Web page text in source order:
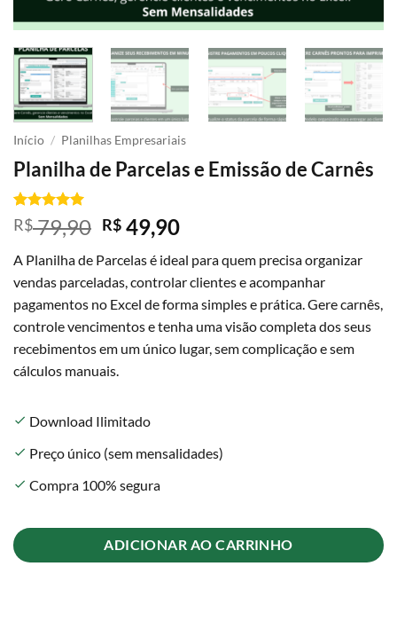
Início / Planilhas Empresariais
Planilha de Parcelas e Emissão de Carnês
Avaliado
como5de
baseado em
2
avaliações
de clientes
R$79,90 O
preço
original
era:
R$ 79,90.
R$ 49,90O
atual
é:
R$ 49,90.
A Planilha de Parcelas é ideal para quem precisa organizar
vendas parceladas, controlar clientes e acompanhar
pagamentos no Excel de forma simples e prática. Gere carnês,
controle vencimentos e tenha uma visão completa dos seus
recebimentos em um único lugar, sem complicação e sem
cálculos manuais.
check Download Ilimitado
check Preço único (sem mensalidades)
check Compra 100% segura
ADICIONAR AO CARRINHO